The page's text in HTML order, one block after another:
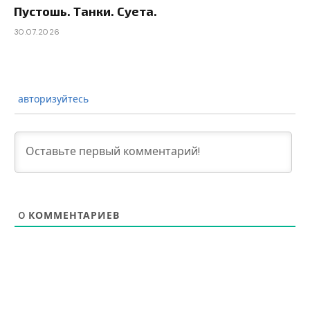
Пустошь. Танки. Суета.
30.07.2026
авторизуйтесь
0 КОММЕНТАРИЕВ